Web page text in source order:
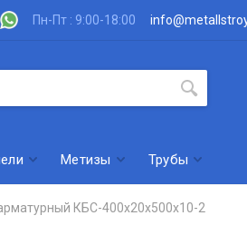
Пн-Пт : 9:00-18:00
Метизы Трубы
КБС-400х20х500х10-2